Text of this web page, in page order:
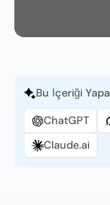
Bu İçeriği
ChatGPT
Claude.ai